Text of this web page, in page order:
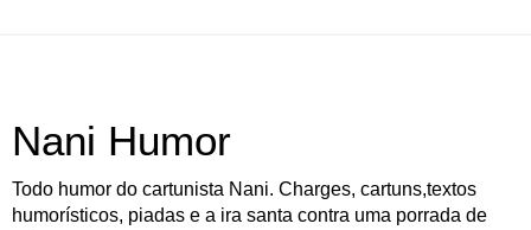
Nani Humor
Todo humor do cartunista Nani. Charges, cartuns,textos
humorísticos, piadas e a ira santa contra uma porrada de